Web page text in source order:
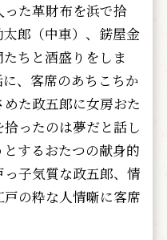
った革財布を浜で拾
郎（中車）、錺屋金
ちと酒盛りをしま
、客席のあちこちか
た政五郎に女房おた
ったのは夢だと話し
するおたつの献身的
子気質な政五郎、情
の粋な人情噺に客席